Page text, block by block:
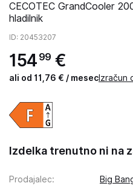
CECOTEC GrandCooler
hladilnik
ID: 20453207
154 99 €
ali od 11,76 € / mesec Izračun
Izdelka trenutno ni na
Prodajalec:
Big